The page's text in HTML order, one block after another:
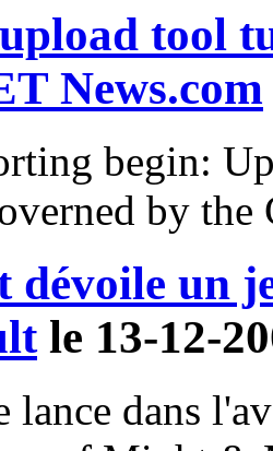
tool
News.com
begin:
by the
dévoile un
le 13-12-
lance dans